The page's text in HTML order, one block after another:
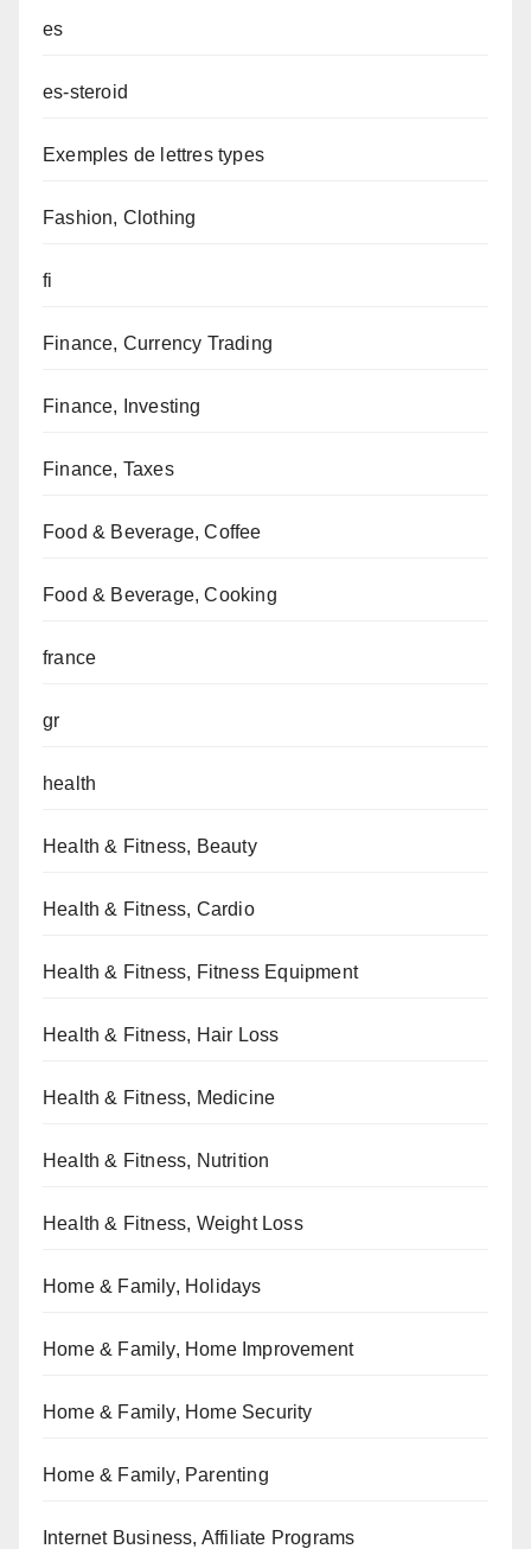
es
es-steroid
Exemples de lettres types
Fashion, Clothing
fi
Finance, Currency Trading
Finance, Investing
Finance, Taxes
Food & Beverage, Coffee
Food & Beverage, Cooking
france
gr
health
Health & Fitness, Beauty
Health & Fitness, Cardio
Health & Fitness, Fitness Equipment
Health & Fitness, Hair Loss
Health & Fitness, Medicine
Health & Fitness, Nutrition
Health & Fitness, Weight Loss
Home & Family, Holidays
Home & Family, Home Improvement
Home & Family, Home Security
Home & Family, Parenting
Internet Business, Affiliate Programs